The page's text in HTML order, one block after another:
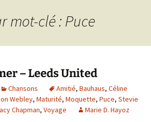
mot-clé : Puce
– Leeds United
Chansons Amitié, Bauhaus, Céline
Webley, Maturité, Moquette, Puce, Stevie
Chapman, Voyage Marie D. Hayoz